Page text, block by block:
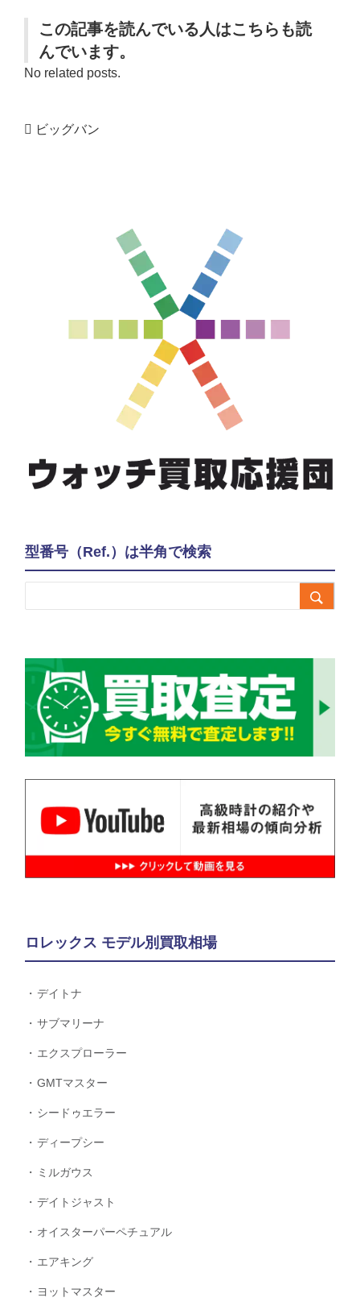
この記事を読んでいる人はこちらも読
んでいます。
No related posts.
ビッグバン
型番号（Ref.）は半角で検索

ロレックス モデル別買取相場
デイトナ
サブマリーナ
エクスプローラー
GMTマスター
シードゥエラー
ディープシー
ミルガウス
デイトジャスト
オイスターパーペチュアル
エアキング
ヨットマスター